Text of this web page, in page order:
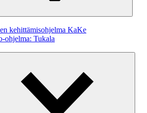
kehittämisohjelma KaKe
ohjelma: Tukala